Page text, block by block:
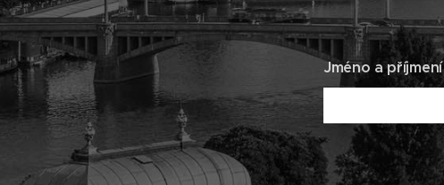
Jméno a příjmení